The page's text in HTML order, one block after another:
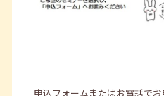
申込フォームまたはお電話で